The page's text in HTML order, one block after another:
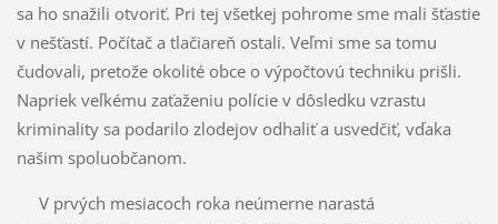
sa ho snažili otvoriť. Pri tej všetkej pohrome sme mali šťastie
v nešťastí. Počítač a tlačiareň ostali. Veľmi sme sa tomu
čudovali, pretože okolité obce o výpočtovú techniku prišli.
Napriek veľkému zaťaženiu polície v dôsledku vzrastu
kriminality sa podarilo zlodejov odhaliť a usvedčiť, vďaka
našim spoluobčanom.
V prvých mesiacoch roka neúmerne narastá